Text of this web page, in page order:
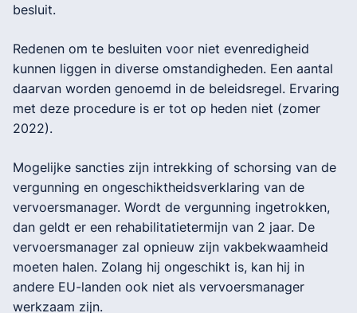
besluit.
Redenen om te besluiten voor niet evenredigheid
kunnen liggen in diverse omstandigheden. Een aantal
daarvan worden genoemd in de beleidsregel. Ervaring
met deze procedure is er tot op heden niet (zomer
2022).
Mogelijke sancties zijn intrekking of schorsing van de
vergunning en ongeschiktheidsverklaring van de
vervoersmanager. Wordt de vergunning ingetrokken,
dan geldt er een rehabilitatietermijn van 2 jaar. De
vervoersmanager zal opnieuw zijn vakbekwaamheid
moeten halen. Zolang hij ongeschikt is, kan hij in
andere EU-landen ook niet als vervoersmanager
werkzaam zijn.